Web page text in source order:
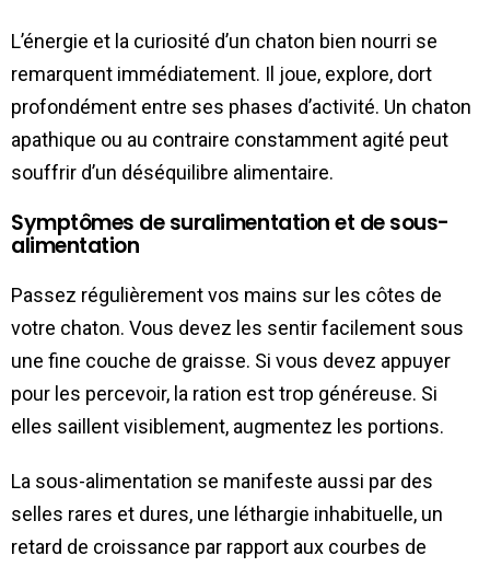
L’énergie et la curiosité d’un chaton bien nourri se
remarquent immédiatement. Il joue, explore, dort
profondément entre ses phases d’activité. Un chaton
apathique ou au contraire constamment agité peut
souffrir d’un déséquilibre alimentaire.
Symptômes de suralimentation et de sous-
alimentation
Passez régulièrement vos mains sur les côtes de
votre chaton. Vous devez les sentir facilement sous
une fine couche de graisse. Si vous devez appuyer
pour les percevoir, la ration est trop généreuse. Si
elles saillent visiblement, augmentez les portions.
La sous-alimentation se manifeste aussi par des
selles rares et dures, une léthargie inhabituelle, un
retard de croissance par rapport aux courbes de